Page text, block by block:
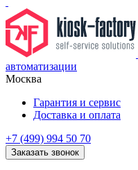
автоматизации
Москва
Гарантия и сервис
Доставка и оплата
+7 (499) 994 50 70
Заказать звонок